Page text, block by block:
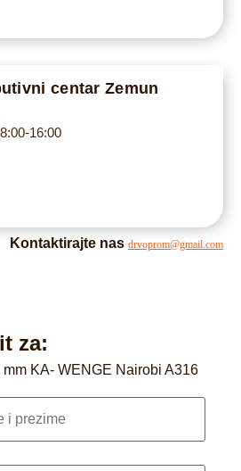
centar Zemun
16:00
Kontaktirajte nas drvoprom@gmail.com
za:
KA- WENGE Nairobi A316